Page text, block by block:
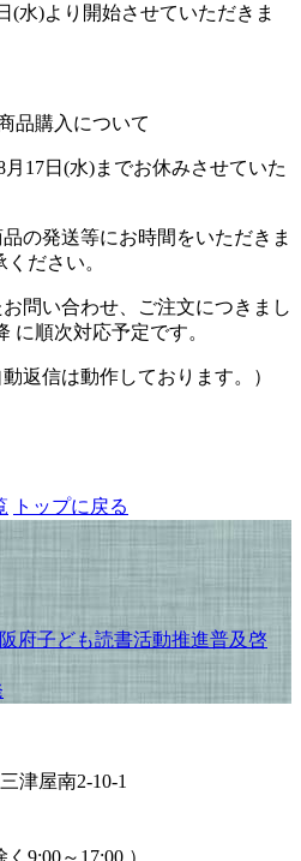
(水)より開始させていただきま
品購入について
月17日(水)までお休みさせていた
の発送等にお時間をいただきま
ださい。
問い合わせ、ご注文につきまし
に順次対応予定です。
返信は動作しております。）
トップに戻る
津屋南2-10-1
9:00～17:00 ）